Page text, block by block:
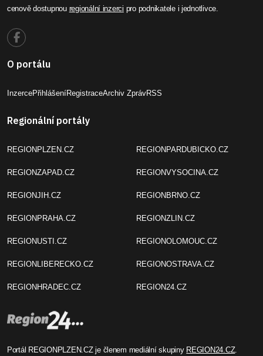
cenově dostupnou regionální inzerci pro podnikatele i jednotlivce.
O portálu
InzercePřihlášeníRegistraceArchiv ZprávRSS
Regionální portály
REGIONPLZEN.CZ
REGIONZAPAD.CZ
REGIONJIH.CZ
REGIONPRAHA.CZ
REGIONUSTI.CZ
REGIONLIBERECKO.CZ
REGIONHRADEC.CZ
REGIONPARDUBICKO.CZ
REGIONVYSOCINA.CZ
REGIONBRNO.CZ
REGIONZLIN.CZ
REGIONOLOMOUC.CZ
REGIONOSTRAVA.CZ
REGION24.CZ
Portál REGIONPLZEN.CZ je členem mediální skupiny REGION24.CZ.